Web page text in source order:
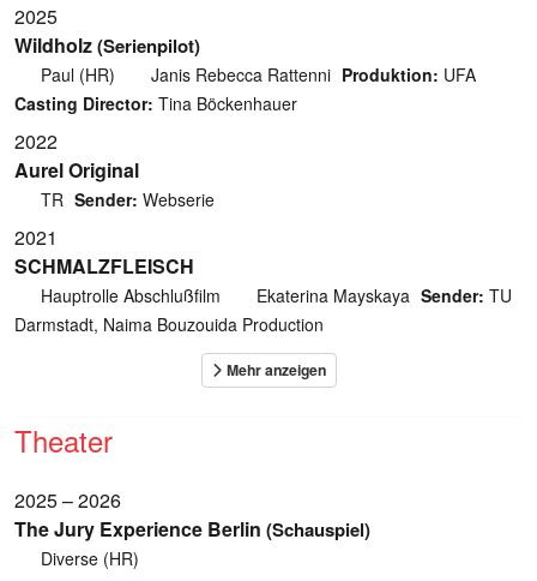
2025
Wildholz(Serienpilot)
Paul (HR) Janis Rebecca Rattenni Produktion: UFA
Casting Director: Tina Böckenhauer
2022
Aurel Original
TR Sender: Webserie
2021
SCHMALZFLEISCH
Hauptrolle Abschlußfilm Ekaterina Mayskaya Sender: TU
Darmstadt, Naima Bouzouida Production
Theater
2025 – 2026
The Jury Experience Berlin (Schauspiel)
Diverse (HR)